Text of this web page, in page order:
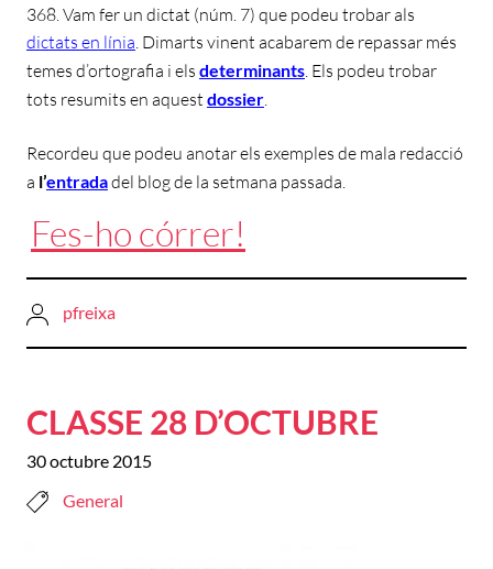
368. Vam fer un dictat (núm. 7) que podeu trobar als
dictats en línia. Dimarts vinent acabarem de repassar més
temes d’ortografia i els determinants. Els podeu trobar
tots resumits en aquest dossier.
Recordeu que podeu anotar els exemples de mala redacció
a l’entradadel blog de la setmana passada.
Fes-ho córrer!
pfreixa
CLASSE 28 D’OCTUBRE
30 octubre 2015
General